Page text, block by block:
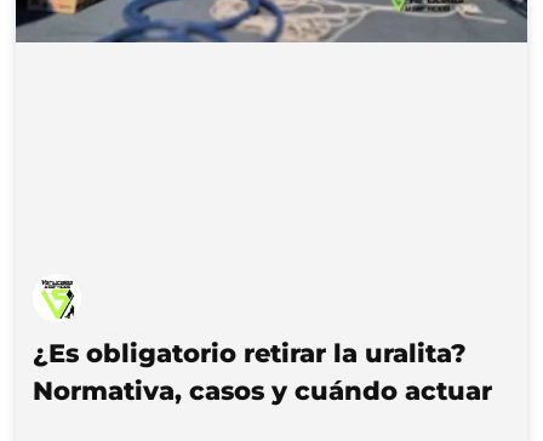
¿Es obligatorio retirar la uralita?
Normativa, casos y cuándo actuar